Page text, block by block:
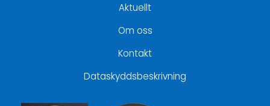
Aktuellt
Om oss
Kontakt
Dataskyddsbeskrivning